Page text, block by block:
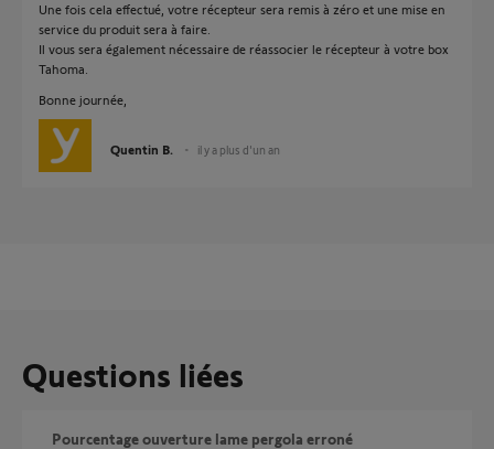
Une fois cela effectué, votre récepteur sera remis à zéro et une mise en
service du produit sera à faire.
Il vous sera également nécessaire de réassocier le récepteur à votre box
Tahoma.
Bonne journée,
Quentin B. il y a plus d'un an
Questions liées
Pourcentage ouverture lame pergola erroné